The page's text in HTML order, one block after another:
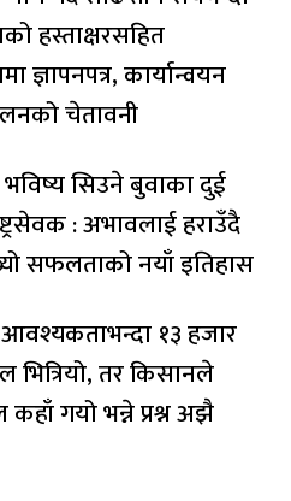
हस्ताक्षरसहित
ज्ञापनपत्र, कार्यान्वयन
चेतावनी
सिउने बुवाका दुई
: अभावलाई हराउँदै
सफलताको नयाँ इतिहास
१३ हजार
भित्रियो, तर किसानले
गयो भन्ने प्रश्न अझै